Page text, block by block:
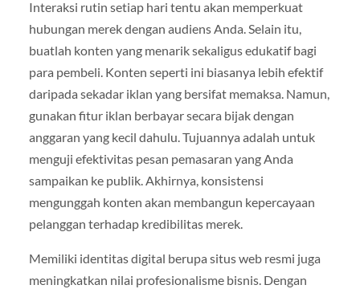
Interaksi rutin setiap hari tentu akan memperkuat
hubungan merek dengan audiens Anda. Selain itu,
buatlah konten yang menarik sekaligus edukatif bagi
para pembeli. Konten seperti ini biasanya lebih efektif
daripada sekadar iklan yang bersifat memaksa. Namun,
gunakan fitur iklan berbayar secara bijak dengan
anggaran yang kecil dahulu. Tujuannya adalah untuk
menguji efektivitas pesan pemasaran yang Anda
sampaikan ke publik. Akhirnya, konsistensi
mengunggah konten akan membangun kepercayaan
pelanggan terhadap kredibilitas merek.
Memiliki identitas digital berupa situs web resmi juga
meningkatkan nilai profesionalisme bisnis. Dengan